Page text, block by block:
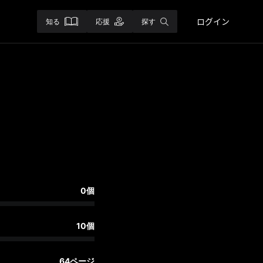
知る 応援 探す ログイン
0個
10個
64ページ